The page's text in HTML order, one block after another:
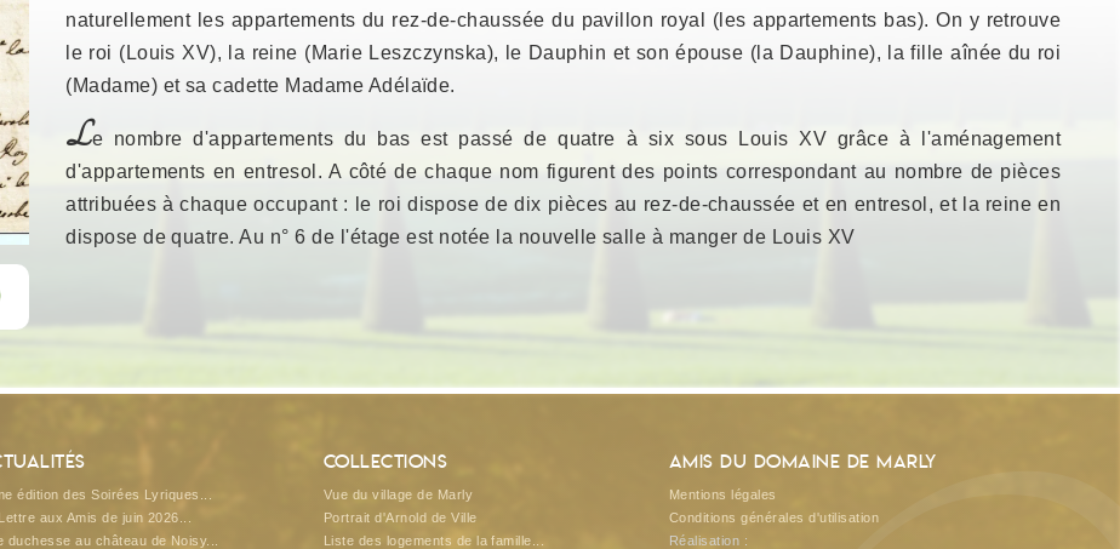
naturellement les appar­tements du rez-de-chaussée du pavillon royal (les appartements bas). On y retrouve
le roi (Louis XV), la reine (Marie Leszczynska), le Dauphin et son épouse (la Dauphine), la fille aînée du roi
(Madame) et sa cadette Madame Adélaïde.
Le nombre d'appartements du bas est passé de quatre à six sous Louis XV grâce à l'aménagement
d'appartements en entresol. A côté de chaque nom figurent des points correspondant au nombre de pièces
attribuées à chaque occu­pant : le roi dispose de dix pièces au rez-de-chaussée et en entresol, et la reine en
dispose de quatre. Au n° 6 de l'étage est notée la nouvelle salle à manger de Louis XV
édition des Soirées Lyriques...
aux Amis de juin 2026...
duchesse au château de Noisy...
Collections
Vue du village de Marly
Portrait d'Arnold de Ville
Liste des logements de la famille...
Amis du Domaine de Marly
Mentions légales
Conditions générales d'utilisation
Réalisation :